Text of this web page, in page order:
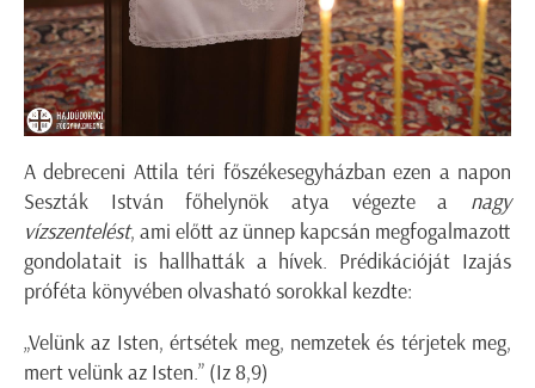
A debreceni Attila téri főszékesegyházban ezen a napon
Seszták István főhelynök atya végezte a nagy
vízszentelést, ami előtt az ünnep kapcsán megfogalmazott
gondolatait is hallhatták a hívek. Prédikációját Izajás
próféta könyvében olvasható sorokkal kezdte:
„Velünk az Isten, értsétek meg, nemzetek és térjetek meg,
mert velünk az Isten.” (Iz 8,9)